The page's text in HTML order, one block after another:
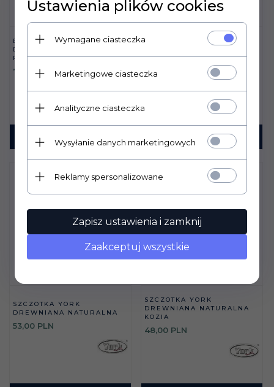
EQUIFIX STASSEK BALSAM
DO SKÓR Z WOSKIEM
PSZCZELIM
76, 00 PLN
KUP TERAZ!
EQUIDURA STASSEK
KUP TERAZ!
SZCZOTKA YORK
DREWNIANA NATURALNA
53,00 PLN
SZCZOTKA YORK
DREWNIANA NATURALNA
KOZIA
48,00 PLN
Ustawienia plików cookies
Wymagane ciasteczka
Marketingowe ciasteczka
Analityczne ciasteczka
Wysyłanie danych marketingowych
Reklamy spersonalizowane
Zapisz ustawienia i zamknij
Zaakceptuj wszystkie